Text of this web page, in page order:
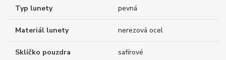
Typ lunety pevná
Materiál lunety nerezová ocel
Sklíčko pouzdra safírové